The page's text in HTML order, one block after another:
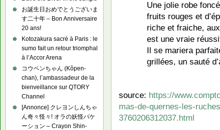
Une jolie robe
fruits rouges et
riche et fraiche,
est une vraie
Il se mariera
grillées, un sauté
source: https://
mas-de-quernes-les-
3760206312037.html
お誕生日おめでとうございま
す二十年 – Bon Anniversaire
20 ans!
Kotozakura sacré à Paris : le
sumo fait un retour triomphal
à l’Accor Arena
コウペンちゃん (Kôpen-
chan), l’ambassadeur de la
bienveillance sur QTORY
Channel
[Annonce] クレヨンしんちゃ
ん奇々怪々! オラの妖怪バケ
ーション – Crayon Shin-